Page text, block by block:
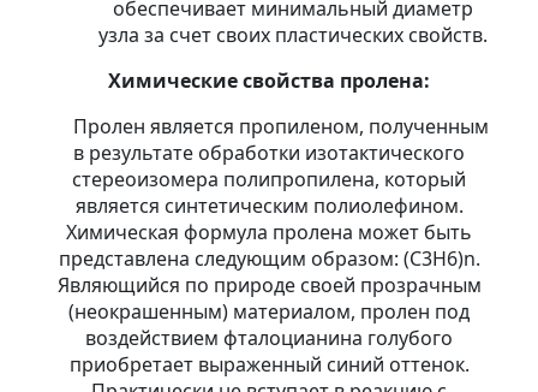
обеспечивает минимальный диаметр
узла за счет своих пластических свойств.
Химические свойства пролена:
Пролен является пропиленом, полученным
в результате обработки изотактического
стереоизомера полипропилена, который
является синтетическим полиолефином.
Химическая формула пролена может быть
представлена следующим образом: (С3H6)n.
Являющийся по природе своей прозрачным
(неокрашенным) материалом, пролен под
воздействием фталоцианина голубого
приобретает выраженный синий оттенок.